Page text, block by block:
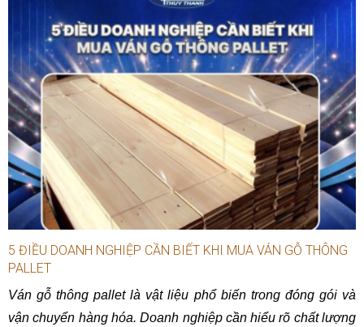
5 ĐIỀU DOANH NGHIỆP CẦN BIẾT KHI MUA VÁN GỖ THÔNG
PALLET
Ván gỗ thông pallet là vật liệu phổ biến trong đóng gói và
vận chuyển hàng hóa. Doanh nghiệp cần hiểu rõ chất lượng